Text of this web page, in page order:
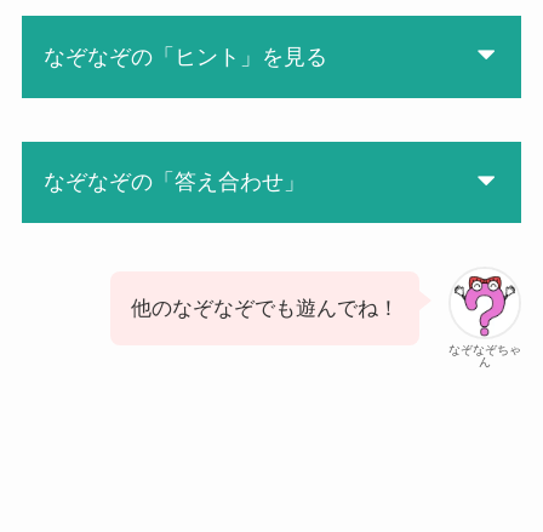
なぞなぞの「ヒント」を見る
なぞなぞの「答え合わせ」
なぞなぞちゃ
ん
他のなぞなぞでも遊んでね！